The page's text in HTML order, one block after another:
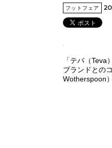
フットフェア
「テバ（
ブランドとの
Wotherspoon